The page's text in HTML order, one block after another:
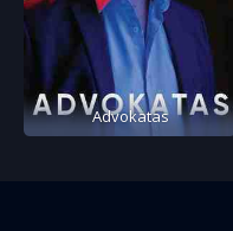
Advokatas